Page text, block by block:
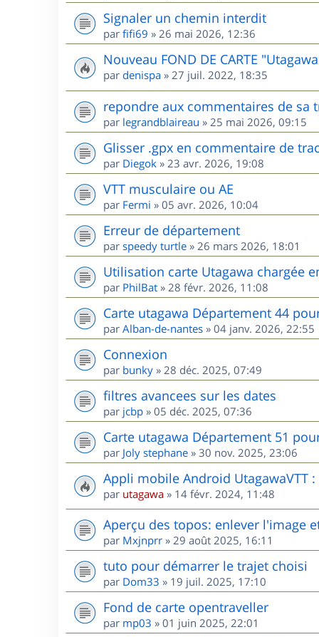
Signaler un chemin interdit
par fifi69 » 26 mai 2026, 12:36
Nouveau FOND DE CARTE
par denispa » 27 juil. 2022, 18:35
repondre aux commentaires de sa
par legrandblaireau » 25 mai 2026, 09:15
Glisser .gpx en commentaire de
par Diegok » 23 avr. 2026, 19:08
VTT musculaire ou AE
par Fermi » 05 avr. 2026, 10:04
Erreur de département
par speedy turtle » 26 mars 2026, 18:01
Utilisation carte Utagawa chargée
par PhilBat » 28 févr. 2026, 11:08
Carte utagawa Département 44
par Alban-de-nantes » 04 janv. 2026, 22:55
Connexion
par bunky » 28 déc. 2025, 07:49
filtres avancees sur les dates
par jcbp » 05 déc. 2025, 07:36
Carte utagawa Département 51
par Joly stephane » 30 nov. 2025, 23:06
Appli mobile Android UtagawaVTT
par utagawa » 14 févr. 2024, 11:48
Aperçu des topos: enlever l'image
par Mxjnprr » 29 août 2025, 16:11
tuto pour démarrer le trajet choisi
par Dom33 » 19 juil. 2025, 17:10
Fond de carte opentraveller
par mp03 » 01 juin 2025, 22:01